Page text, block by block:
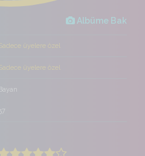
Albüme Bak
üyelere özel
üyelere özel
Bayan